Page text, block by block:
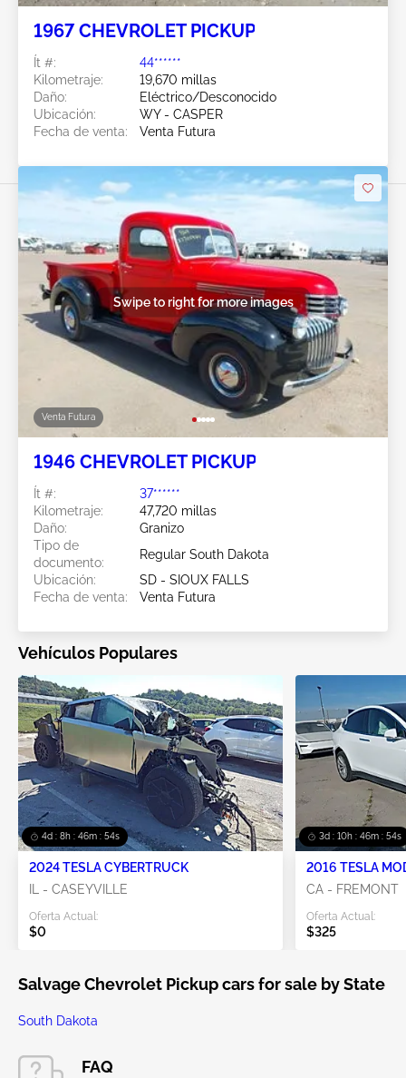
1967 CHEVROLET PICKUP
Ít #:
44******
Kilometraje:
19,670 millas
Daño:
Eléctrico/Desconocido
Ubicación:
WY - CASPER
Fecha de venta:
Venta Futura
Venta Futura
Swipe to right for more images
1946 CHEVROLET PICKUP
Ít #:
37******
Kilometraje:
47,720 millas
Daño:
Granizo
Tipo de
documento:
Regular South Dakota
Ubicación:
SD - SIOUX FALLS
Fecha de venta:
Venta Futura
Vehículos Populares
4d : 8h : 46m : 53s
2024 TESLA CYBERTRUCK
IL - CASEYVILLE
Oferta Actual:
$0
3d : 10h : 46m : 53s
2016 TESLA
CA - FREMONT
Oferta Actual:
$325
Salvage Chevrolet Pickup cars for sale by State
South Dakota
FAQ